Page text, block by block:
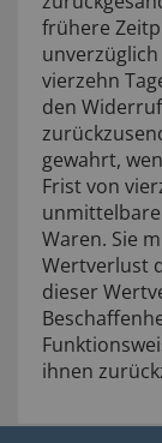
frühere
vierzehn
den
gewahrt,
Frist von
Waren. Sie
Wertverlust
dieser
ihnen